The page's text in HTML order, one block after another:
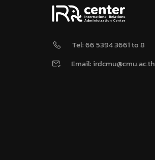
Tel: 66 5394 3661 to 8
Email: irdcmu@cmu.ac.th